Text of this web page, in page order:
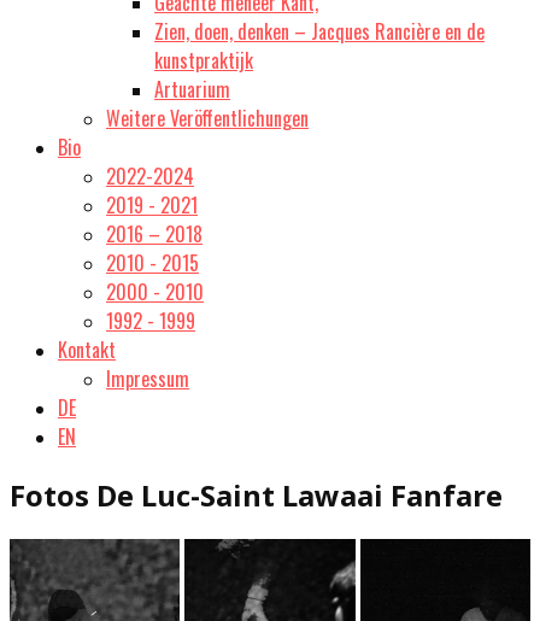
Zien, doen, denken – Jacques Rancière en de
kunstpraktijk
Artuarium
Weitere Veröffentlichungen
Bio
2022-2024
2019 - 2021
2016 – 2018
2010 - 2015
2000 - 2010
1992 - 1999
Kontakt
Impressum
DE
EN
Fotos De Luc-Saint Lawaai Fanfare